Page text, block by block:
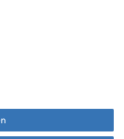
Lieferzeiten für andere
mit den
vorbehalten.